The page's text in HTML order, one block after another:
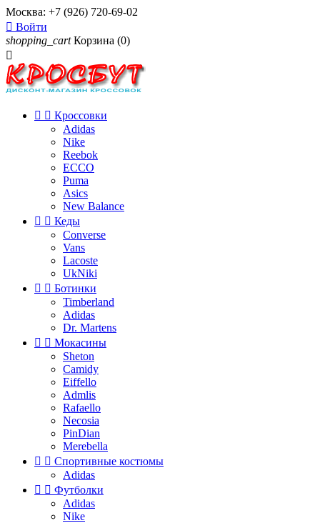
Москва: +7 (926) 720-69-02
 Войти
shopping_cart Корзина (0)

  Кроссовки
Adidas
Nike
Reebok
ECCO
Puma
Asics
New Balance
  Кеды
Converse
Vans
Lacoste
UkNiki
  Ботинки
Timberland
Adidas
Dr. Martens
  Мокасины
Sheton
Camidy
Eiffello
Admlis
Rafaello
Necosia
PinDian
Merebella
  Спортивные костюмы
Adidas
  Футболки
Adidas
Nike